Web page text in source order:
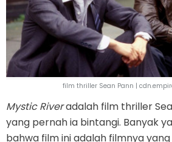
film thriller Sean Pann |
Mystic Riveradalah film thriller
yang pernah ia bintangi. Banyak
bahwa film ini adalah filmnya